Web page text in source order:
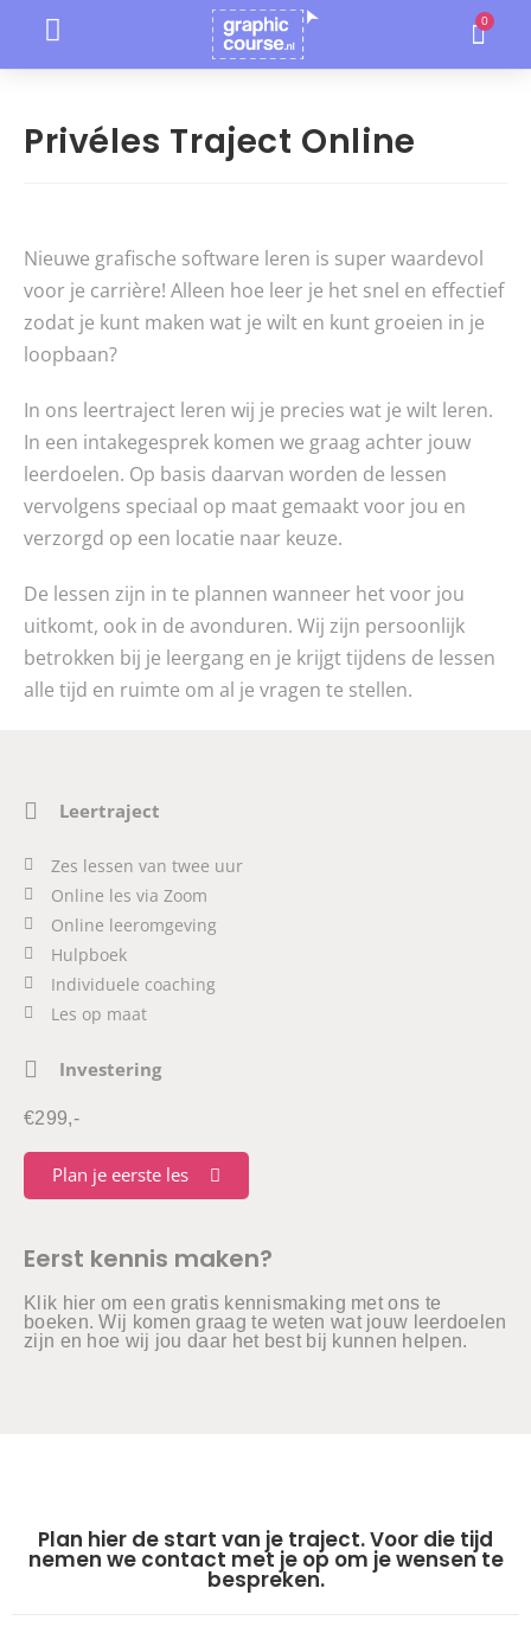
Privéles Traject Online
Nieuwe grafische software leren is super waardevol
voor je carrière! Alleen hoe leer je het snel en effectief
zodat je kunt maken wat je wilt en kunt groeien in je
loopbaan?
In ons leertraject leren wij je precies wat je wilt leren.
In een intakegesprek komen we graag achter jouw
leerdoelen. Op basis daarvan worden de lessen
vervolgens speciaal op maat gemaakt voor jou en
verzorgd op een locatie naar keuze.
De lessen zijn in te plannen wanneer het voor jou
uitkomt, ook in de avonduren. Wij zijn persoonlijk
betrokken bij je leergang en je krijgt tijdens de lessen
alle tijd en ruimte om al je vragen te stellen.
Leertraject
Zes lessen van twee uur
Online les via Zoom
Online leeromgeving
Hulpboek
Individuele coaching
Les op maat
Investering
€299,-
Plan je eerste les
Eerst kennis maken?
Klik hier om een gratis kennismaking met ons te
boeken. Wij komen graag te weten wat jouw leerdoelen
zijn en hoe wij jou daar het best bij kunnen helpen.
Plan hier de start van je traject. Voor die tijd
nemen we contact met je op om je wensen te
bespreken.